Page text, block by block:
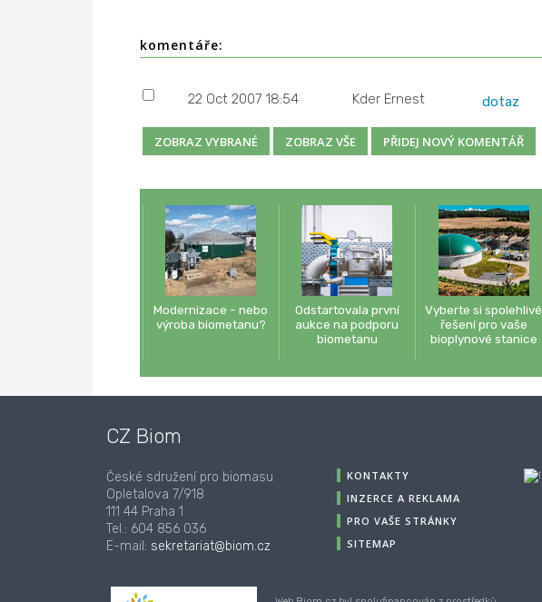
komentáře:
22 Oct 2007 18:54 Kder Ernest dotaz
Modernizace - nebo
výroba biometanu?
Odstartovala první
aukce na podporu
biometanu
Vyberte si spolehlivé
řešení pro vaše
bioplynové stanice
CZ Biom
České sdružení pro biomasu
Opletalova 7/918
111 44 Praha 1
Tel.: 604 856 036
E-mail: sekretariat@biom.cz
KONTAKTY
INZERCE A REKLAMA
PRO VAŠE STRÁNKY
SITEMAP